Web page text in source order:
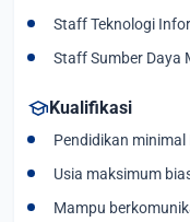
Staff Teknologi
Staff Sumber Daya
schoolKualifikasi
Pendidikan
Usia maksimum
Mampu